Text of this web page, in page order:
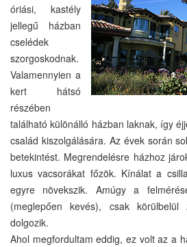
óriási, kastély
jellegű házban
cselédek
szorgoskodnak.
Valamennyien a
kert hátsó
részében
található különálló házban laknak, így
család kiszolgálására. Az évek során
betekintést. Megrendelésre házhoz
luxus vacsorákat főzök. Kínálat a
egyre növekszik. Amúgy a
(meglepően kevés), csak körülbelül
dolgozik.
Ahol megfordultam eddig, ez volt az a